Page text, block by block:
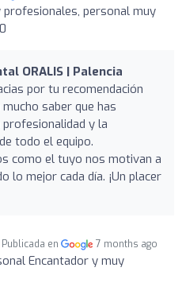
profesionales, personal muy
ORALIS | Palencia
por tu recomendación
saber que has
profesionalidad y la
todo el equipo.
como el tuyo nos motivan a
lo mejor cada día. ¡Un placer
Publicada en 7 months ago
Encantador y muy